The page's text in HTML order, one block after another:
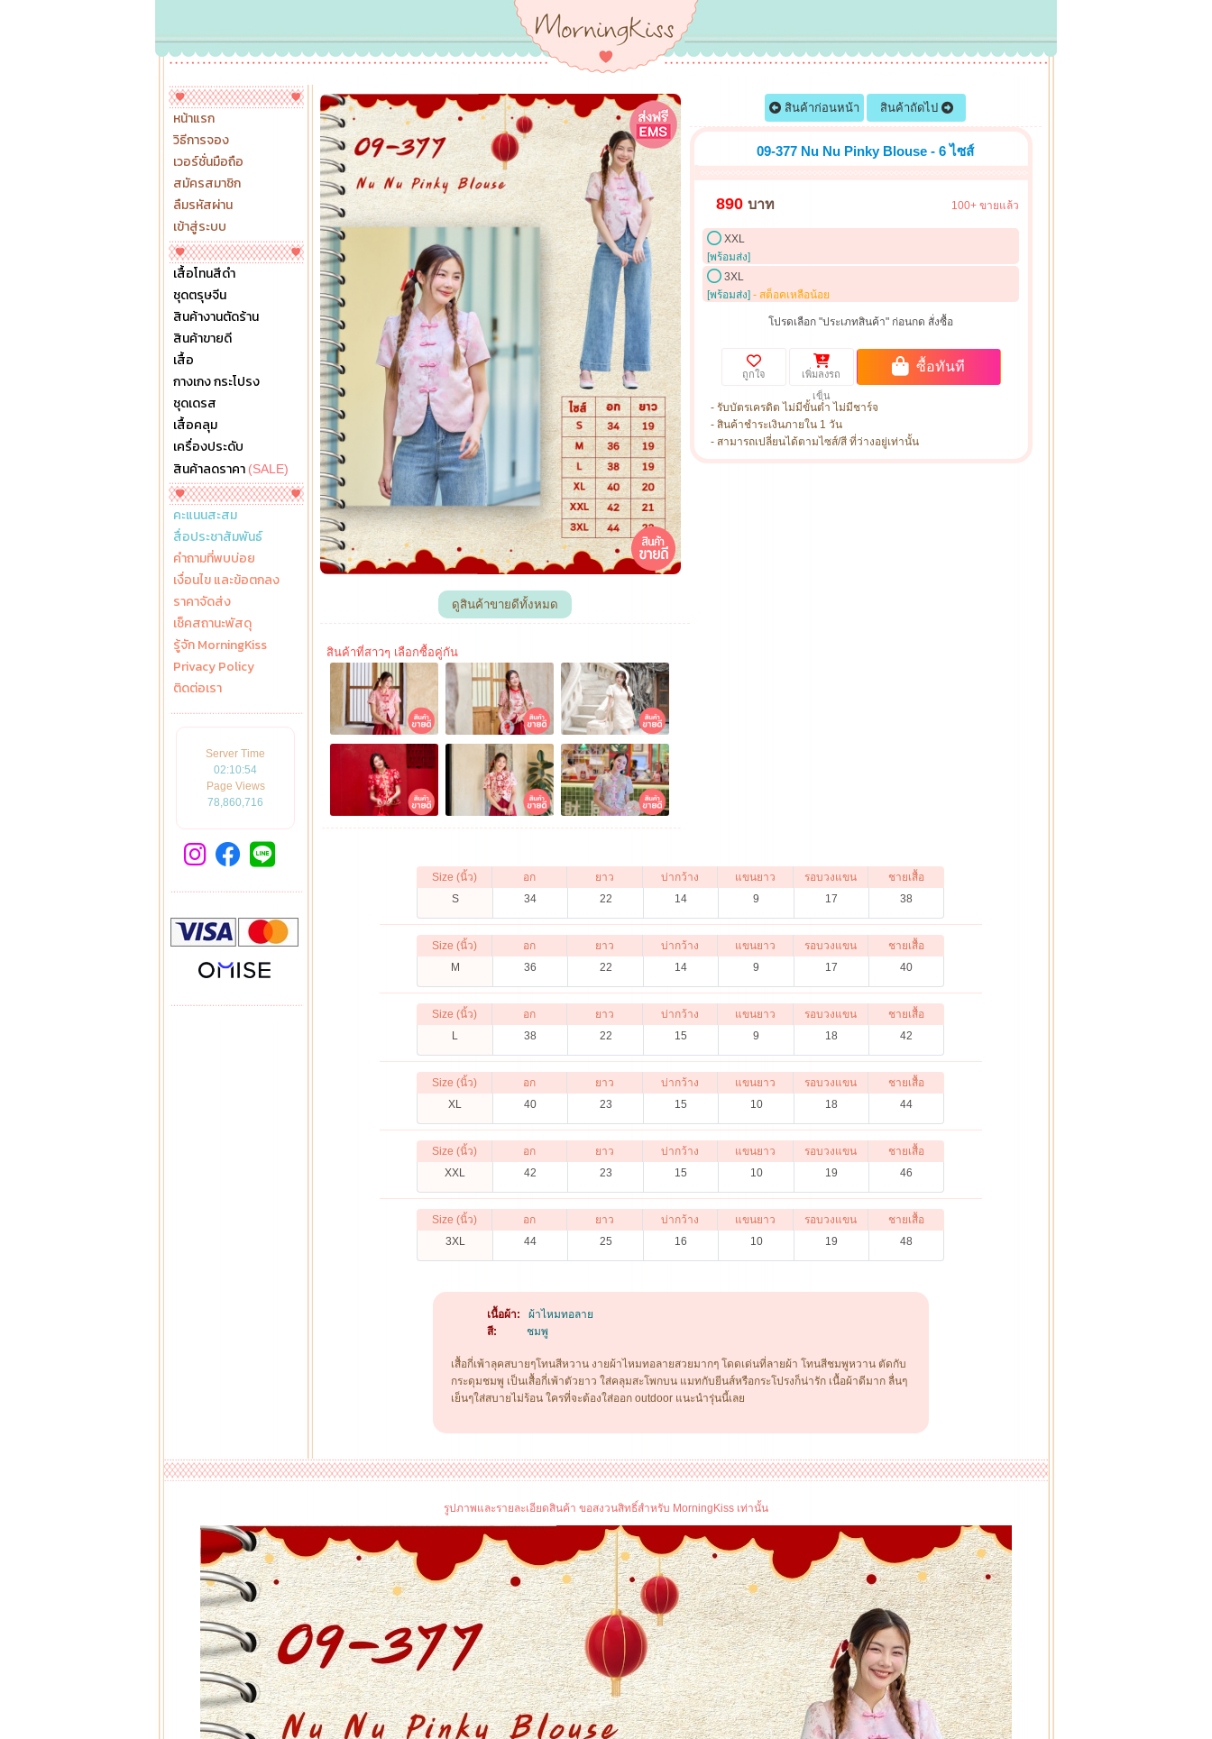
หน้าแรก
วิธีการจอง
เวอร์ชั่นมือถือ
สมัครสมาชิก
ลืมรหัสผ่าน
เข้าสู่ระบบ
เสื้อโทนสีดำ
ชุดตรุษจีน
สินค้างานตัดร้าน
สินค้าขายดี
เสื้อ
กางเกง กระโปรง
ชุดเดรส
เสื้อคลุม
เครื่องประดับ
สินค้าลดราคา (SALE)
คะแนนสะสม
สื่อประชาสัมพันธ์
คำถามที่พบบ่อย
เงื่อนไข และข้อตกลง
ราคาจัดส่ง
เช็คสถานะพัสดุ
รู้จัก MorningKiss
Privacy Policy
ติดต่อเรา
Server Time
02:10:56
Page Views
78,860,716
สินค้าที่สาวๆ เลือกซื้อคู่กัน
สินค้าก่อนหน้า สินค้าถัดไป
09-377 Nu Nu Pinky Blouse - 6 ไซส์
890 บาท 100+ ขายแล้ว
XXL
[พร้อมส่ง]
3XL
[พร้อมส่ง] - สต็อคเหลือน้อย
โปรดเลือก "ประเภทสินค้า" ก่อนกด สั่งซื้อ
ถูกใจ
เพิ่มลงรถ
เข็น
ซื้อทันที
- รับบัตรเครดิต ไม่มีขั้นต่ำ ไม่มีชาร์จ
- สินค้าชำระเงินภายใน 1 วัน
- สามารถเปลี่ยนได้ตามไซส์/สี ที่ว่างอยู่เท่านั้น
Size (นิ้ว)
S
อก
34
ยาว
22
บ่ากว้าง
14
แขนยาว
9
รอบวงแขน
17
ชายเสื้อ
38
Size (นิ้ว)
M
อก
36
ยาว
22
บ่ากว้าง
14
แขนยาว
9
รอบวงแขน
17
ชายเสื้อ
40
Size (นิ้ว)
L
อก
38
ยาว
22
บ่ากว้าง
15
แขนยาว
9
รอบวงแขน
18
ชายเสื้อ
42
Size (นิ้ว)
XL
อก
40
ยาว
23
บ่ากว้าง
15
แขนยาว
10
รอบวงแขน
18
ชายเสื้อ
44
Size (นิ้ว)
XXL
อก
42
ยาว
23
บ่ากว้าง
15
แขนยาว
10
รอบวงแขน
19
ชายเสื้อ
46
Size (นิ้ว)
3XL
อก
44
ยาว
25
บ่ากว้าง
16
แขนยาว
10
รอบวงแขน
19
ชายเสื้อ
48
เนื้อผ้า:
ผ้าไหมทอลาย
สี:
ชมพู
เสื้อกี่เพ้าลุคสบายๆโทนสีหวาน งายผ้าไหมทอลายสวยมากๆ โดดเด่นที่ลายผ้า โทนสีชมพูหวาน ตัดกับ
กระดุมชมพู เป็นเสื้อกี่เพ้าตัวยาว ใส่คลุมสะโพกบน แมทกับยีนส์หรือกระโปรงก็น่ารัก เนื้อผ้าดีมาก ลื่นๆ
เย็นๆใส่สบายไม่ร้อน ใครที่จะต้องใส่ออก outdoor แนะนำรุ่นนี้เลย
รูปภาพและรายละเอียดสินค้า ขอสงวนสิทธิ์สำหรับ MorningKiss เท่านั้น